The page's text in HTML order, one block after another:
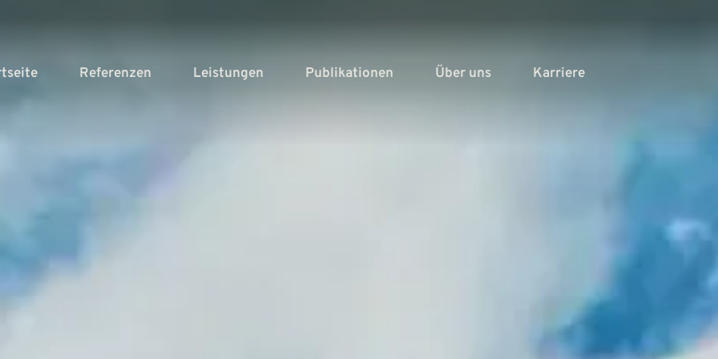
Referenzen Leistungen Publikationen Über uns Karriere